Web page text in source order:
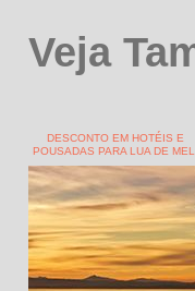
Veja
DESCONTO EM HOTÉIS E
POUSADAS PARA LUA DE